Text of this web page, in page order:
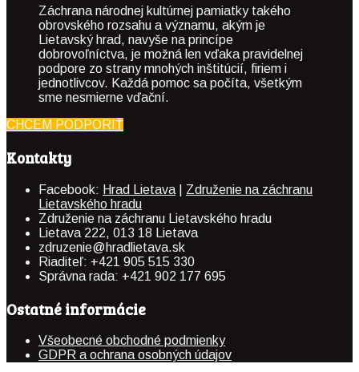
Záchrana národnej kultúrnej pamiatky takého
obrovského rozsahu a významu, akým je
Lietavský hrad, navyše na princípe
dobrovoľníctva, je možná len vďaka pravidelnej
podpore zo strany mnohých inštitúcií, firiem i
jednotlivcov. Každá pomoc sa počíta, všetkým
sme nesmierne vďační.
CHCEM PODPORIŤ
Kontakty
Facebook: Hrad Lietava
Združenie na záchranu
Lietavského hradu
Združenie na záchranu Lietavského hradu
Lietava 222, 013 18 Lietava
zdruzenie@hradlietava.sk
Riaditeľ: +421 905 515 330
Správna rada: +421 902 177 695
Ostatné informácie
Všeobecné obchodné podmienky
GDPR a ochrana osobných údajov